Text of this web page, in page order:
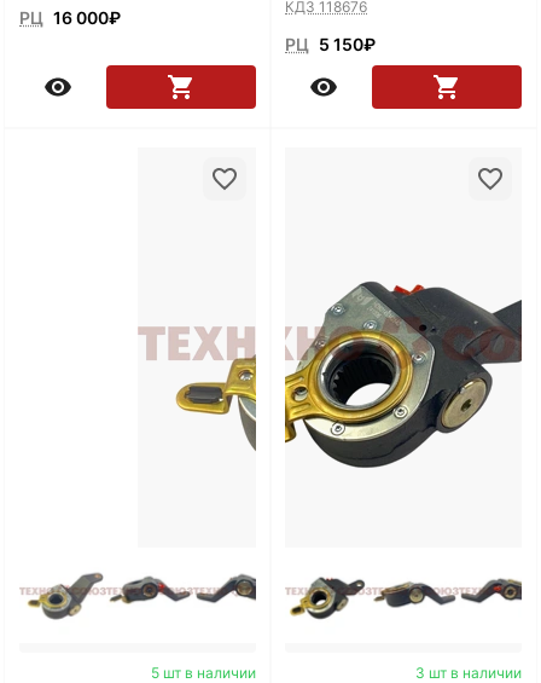
РЦ 16 000₽
КДЗ 118676
РЦ 5 150₽
5 шт в наличии 3 шт в наличии